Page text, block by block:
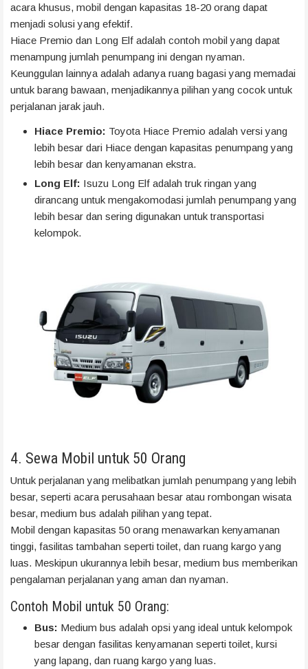
acara khusus, mobil dengan kapasitas 18-20 orang dapat
menjadi solusi yang efektif.
Hiace Premio dan Long Elf adalah contoh mobil yang dapat
menampung jumlah penumpang ini dengan nyaman.
Keunggulan lainnya adalah adanya ruang bagasi yang memadai
untuk barang bawaan, menjadikannya pilihan yang cocok untuk
perjalanan jarak jauh.
Hiace Premio: Toyota Hiace Premio adalah versi yang
lebih besar dari Hiace dengan kapasitas penumpang yang
lebih besar dan kenyamanan ekstra.
Long Elf: Isuzu Long Elf adalah truk ringan yang
dirancang untuk mengakomodasi jumlah penumpang yang
lebih besar dan sering digunakan untuk transportasi
kelompok.
4. Sewa Mobil untuk 50 Orang
Untuk perjalanan yang melibatkan jumlah penumpang yang lebih
besar, seperti acara perusahaan besar atau rombongan wisata
besar, medium bus adalah pilihan yang tepat.
Mobil dengan kapasitas 50 orang menawarkan kenyamanan
tinggi, fasilitas tambahan seperti toilet, dan ruang kargo yang
luas. Meskipun ukurannya lebih besar, medium bus memberikan
pengalaman perjalanan yang aman dan nyaman.
Contoh Mobil untuk 50 Orang:
Bus: Medium bus adalah opsi yang ideal untuk kelompok
besar dengan fasilitas kenyamanan seperti toilet, kursi
yang lapang, dan ruang kargo yang luas.